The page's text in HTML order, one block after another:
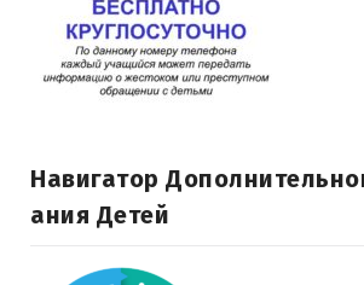
Навигатор
Ания Детей